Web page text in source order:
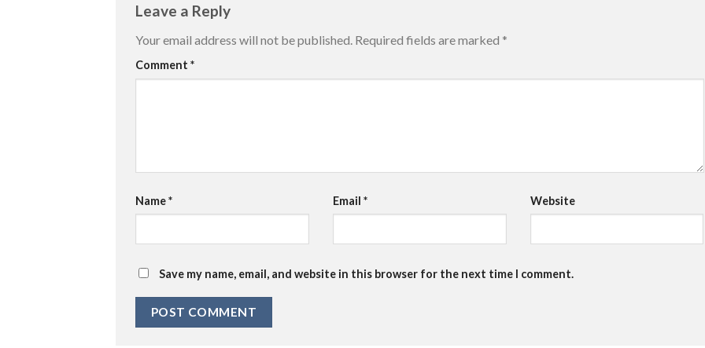
Leave a Reply
Your email address will not be published. Required fields are marked *
Comment *
Name* Email * Website
Save my name, email, and website in this browser for the next time I comment.